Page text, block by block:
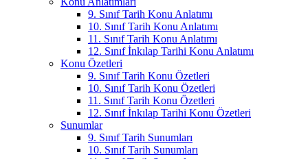
9. Sınıf Tarih Konu Anlatımı
10. Sınıf Tarih Konu Anlatımı
11. Sınıf Tarih Konu Anlatımı
12. Sınıf İnkılap Tarihi Konu Anlatımı
Konu Özetleri
9. Sınıf Tarih Konu Özetleri
10. Sınıf Tarih Konu Özetleri
11. Sınıf Tarih Konu Özetleri
12. Sınıf İnkılap Tarihi Konu Özetleri
Sunumlar
9. Sınıf Tarih Sunumları
10. Sınıf Tarih Sunumları